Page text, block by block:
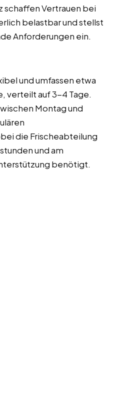
Vertrauen bei
belastbar und stellst
Anforderungen ein.
und umfassen etwa
verteilt auf 3-4 Tage.
Montag und
die Frischeabteilung
und am
benötigt.